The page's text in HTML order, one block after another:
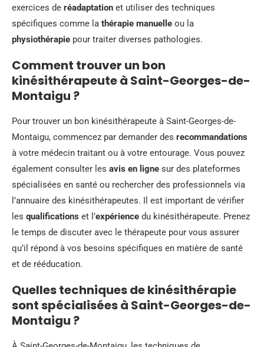
exercices de réadaptation et utiliser des techniques
spécifiques comme la thérapie manuelle ou la
physiothérapie pour traiter diverses pathologies.
Comment trouver un bon
kinésithérapeute à Saint-Georges-de-
Montaigu ?
Pour trouver un bon kinésithérapeute à Saint-Georges-de-
Montaigu, commencez par demander des recommandations
à votre médecin traitant ou à votre entourage. Vous pouvez
également consulter les avis en ligne sur des plateformes
spécialisées en santé ou rechercher des professionnels via
l’annuaire des kinésithérapeutes. Il est important de vérifier
les qualifications et l’expérience du kinésithérapeute. Prenez
le temps de discuter avec le thérapeute pour vous assurer
qu’il répond à vos besoins spécifiques en matière de santé
et de rééducation.
Quelles techniques de kinésithérapie
sont spécialisées à Saint-Georges-de-
Montaigu ?